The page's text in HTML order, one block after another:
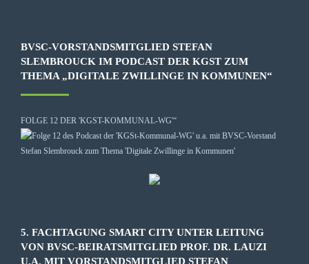
BVSC-VORSTANDSMITGLIED STEFAN
SLEMBROUCK IM PODCAST DER KGST ZUM
THEMA „DIGITALE ZWILLINGE IN KOMMUNEN“
FOLGE 12 DER 'KGST-KOMMUNAL-WG'“
5. FACHTAGUNG SMART CITY UNTER LEITUNG
VON BVSC-BEIRATSMITGLIED PROF. DR. LAUZI
U.A. MIT VORSTANDSMITGLIED STEFAN